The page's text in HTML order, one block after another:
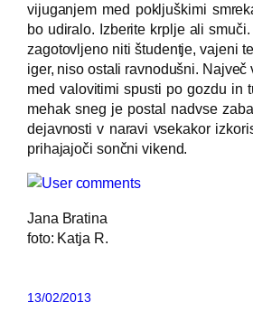
vijuganjem med pokljuškimi
bo udiralo. Izberite krplje ali
zagotovljeno niti študentje, vajeni
iger, niso ostali ravnodušni.
med valovitimi spusti po gozdu in
mehak sneg je postal nadvse
dejavnosti v naravi vsekakor
prihajajoči sončni vikend.
Jana Bratina
foto: Katja R.
13/02/2013